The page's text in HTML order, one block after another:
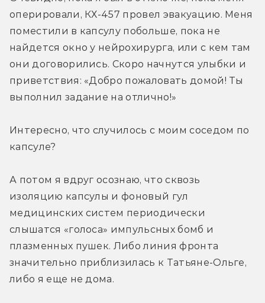
оперировали, КХ-457 провел эвакуацию. Меня
поместили в капсулу побольше, пока не
найдется окно у нейрохирурга, или с кем там
они договорились. Скоро начнутся улыбки и
приветствия: «Добро пожаловать домой! Ты
выполнил задание на отлично!»
Интересно, что случилось с моим соседом по
капсуле?
А потом я вдруг осознаю, что сквозь
изоляцию капсулы и фоновый гул
медицинских систем периодически
слышатся «голоса» импульсных бомб и
плазменных пушек. Либо линия фронта
значительно приблизилась к Татьяне-Ольге,
либо я еще не дома.